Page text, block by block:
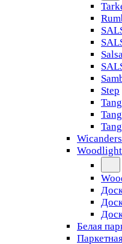
Step
Woodlight
Белая